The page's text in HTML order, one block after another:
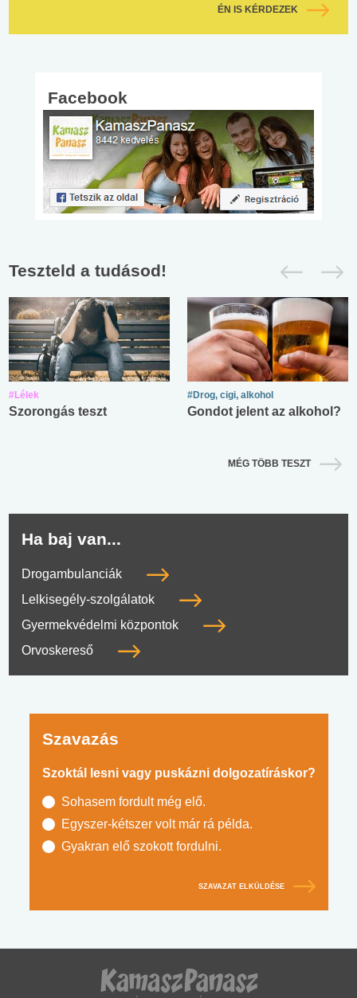
ÉN IS KÉRDEZEK
Facebook
Teszteld a tudásod!
#Lélek
Szorongás teszt
#Drog, cigi, alkohol
Gondot jelent az alkohol?
MÉG TÖBB TESZT
Ha baj van...
Drogambulanciák
Lelkisegély-szolgálatok
Gyermekvédelmi központok
Orvoskereső
Szavazás
Szoktál lesni vagy puskázni dolgozatíráskor?
Sohasem fordult még elő.
Egyszer-kétszer volt már rá példa.
Gyakran elő szokott fordulni.
SZAVAZAT ELKÜLDÉSE